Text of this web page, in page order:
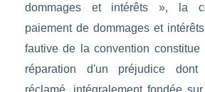
dommages et intérêts », la
paiement de dommages et
fautive de la convention constitue
réparation d'un préjudice
réclamé, intégralement fondée